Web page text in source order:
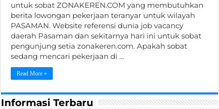
untuk sobat ZONAKEREN.COM yang membutuhkan
berita lowongan pekerjaan teranyar untuk wilayah
PASAMAN. Website referensi dunia job vacancy
daerah Pasaman dan sekitarnya hari ini untuk sobat
pengunjung setia zonakeren.com. Apakah sobat
sedang mencari pekerjaan di …
Read More »
Informasi Terbaru